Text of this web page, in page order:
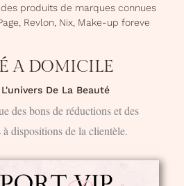
produits de marques connues
Revlon, Nix, Make-up foreve
A DOMICILE
De La Beauté
des bons de réductions et des
dispositions de la clientèle.